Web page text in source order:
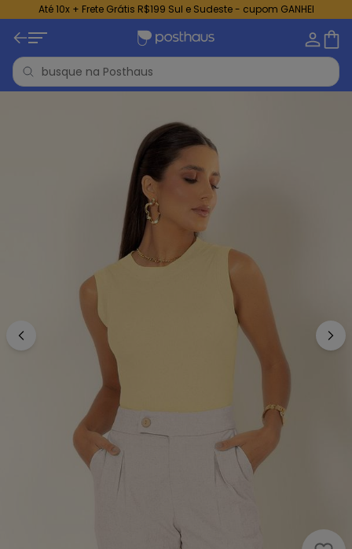
Até 10x + Frete Grátis R$199 Sul e Sudeste - cupom GANHEI